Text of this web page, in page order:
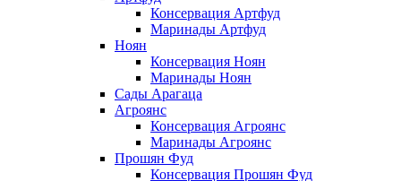
Консервация Артфуд
Маринады Артфуд
Ноян
Консервация Ноян
Маринады Ноян
Сады Арагаца
Агроянс
Консервация Агроянс
Маринады Агроянс
Прошян Фуд
Консервация Прошян Фуд